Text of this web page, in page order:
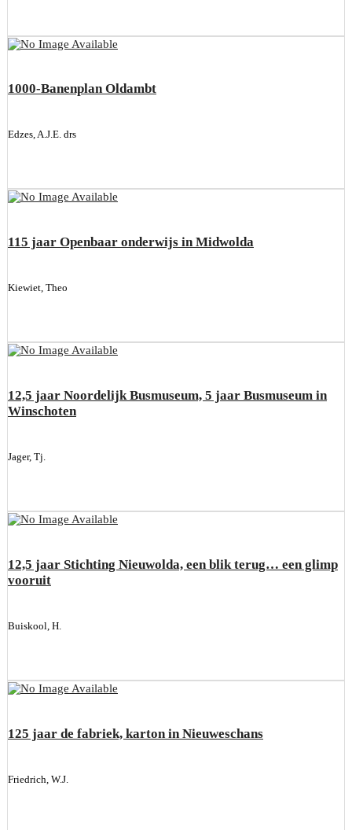
1000-Banenplan Oldambt
Edzes, A.J.E. drs
115 jaar Openbaar onderwijs in Midwolda
Kiewiet, Theo
12,5 jaar Noordelijk Busmuseum, 5 jaar Busmuseum in
Winschoten
Jager, Tj.
12,5 jaar Stichting Nieuwolda, een blik terug… een glimp
vooruit
Buiskool, H.
125 jaar de fabriek, karton in Nieuweschans
Friedrich, W.J.